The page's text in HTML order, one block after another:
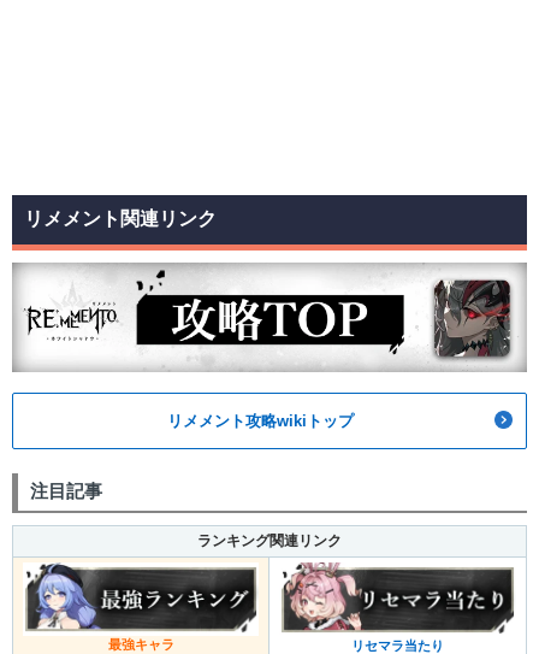
リメメント関連リンク
リメメント攻略wikiトップ
注目記事
ランキング関連リンク
最強キャラ リセマラ当たり